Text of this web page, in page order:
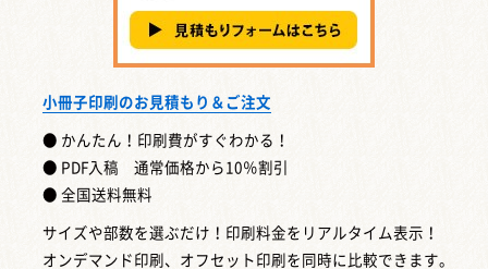
小冊子印刷のお見積もり＆ご注文
● かんたん！印刷費がすぐわかる！
● PDF入稿 通常価格から10％割引
● 全国送料無料
サイズや部数を選ぶだけ！印刷料金をリアルタイム表示！
オンデマンド印刷、オフセット印刷を同時に比較できます。